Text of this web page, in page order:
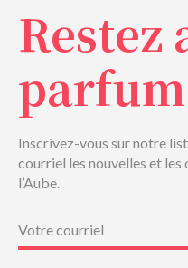
Restez
parfum
Inscrivez-vous sur notre
courriel les nouvelles et
l’Aube.